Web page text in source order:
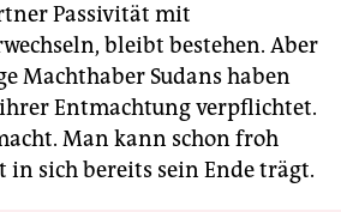
Passivität mit
bleibt bestehen. Aber
Machthaber Sudans haben
Entmachtung verpflichtet.
Man kann schon froh
in sich bereits sein Ende trägt.